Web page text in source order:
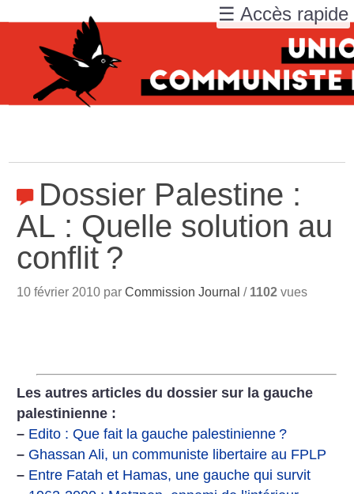
Dossier Palestine :
AL : Quelle solution au
conflit ?
10 février 2010 parCommission Journal / 1102 vues
Les autres articles du dossier sur la gauche
palestinienne :
– Edito : Que fait la gauche palestinienne ?
– Ghassan Ali, un communiste libertaire au FPLP
– Entre Fatah et Hamas, une gauche qui survit
☰ Accès rapide